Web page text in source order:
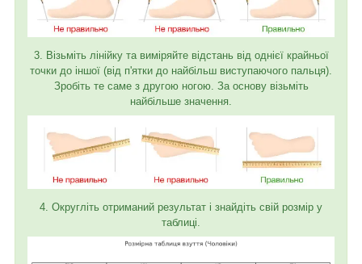
3. Візьміть лінійку та виміряйте відстань від однієї крайньої
точки до іншої (від п'ятки до найбільш виступаючого пальця).
Зробіть те саме з другою ногою. За основу візьміть
найбільше значення.
4. Округліть отриманий результат і знайдіть свій розмір у
таблиці.